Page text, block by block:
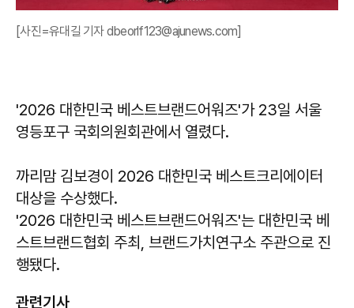
[사진=유대길 기자 dbeorlf123@ajunews.com]
'2026 대한민국 베스트브랜드어워즈'가 23일 서울
영등포구 국회의원회관에서 열렸다.
까리맘 김보경이 2026 대한민국 베스트크리에이터
대상을 수상했다.
'2026 대한민국 베스트브랜드어워즈'는 대한민국 베
스트브랜드협회 주최, 브랜드가치연구소 주관으로 진
행됐다.
관련기사